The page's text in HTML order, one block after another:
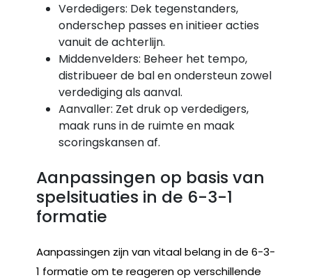
Verdedigers: Dek tegenstanders,
onderschep passes en initieer acties
vanuit de achterlijn.
Middenvelders: Beheer het tempo,
distribueer de bal en ondersteun zowel
verdediging als aanval.
Aanvaller: Zet druk op verdedigers,
maak runs in de ruimte en maak
scoringskansen af.
Aanpassingen op basis van
spelsituaties in de 6-3-1
formatie
Aanpassingen zijn van vitaal belang in de 6-3-
1 formatie om te reageren op verschillende